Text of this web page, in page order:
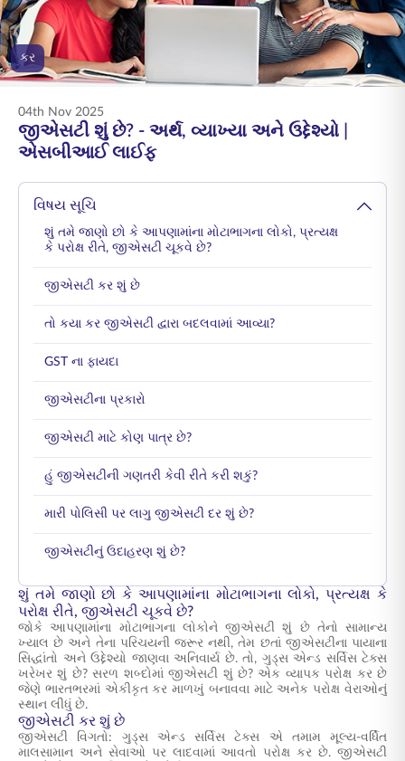
ENGLISH
ઑનલાઇન ખરીદો પ્રીમિયમ ચૂકવો
કર
04th Nov 2025
જીએસટી શું છે? - અર્થ, વ્યાખ્યા અને ઉદ્દેશ્યો |
એસબીઆઈ લાઈફ
વિષય સૂચિ
શું તમે જાણો છો કે આપણામાંના મોટાભાગના લોકો, પ્રત્યક્ષ
કે પરોક્ષ રીતે, જીએસટી ચૂકવે છે?
જીએસટી કર શું છે
તો કયા કર જીએસટી દ્વારા બદલવામાં આવ્યા?
GST ના ફાયદા
જીએસટીના પ્રકારો
જીએસટી માટે કોણ પાત્ર છે?
હું જીએસટીની ગણતરી કેવી રીતે કરી શકું?
મારી પોલિસી પર લાગુ જીએસટી દર શું છે?
જીએસટીનું ઉદાહરણ શું છે?
શું તમે જાણો છો કે આપણામાંના મોટાભાગના લોકો, પ્રત્યક્ષ કે
પરોક્ષ રીતે, જીએસટી ચૂકવે છે?
જોકે આપણામાંના મોટાભાગના લોકોને જીએસટી શું છે તેનો સામાન્ય
ખ્યાલ છે અને તેના પરિચયની જરૂર નથી, તેમ છતાં જીએસટીના પાયાના
સિદ્ધાંતો અને ઉદ્દેશ્યો જાણવા અનિવાર્ય છે. તો, ગુડ્સ એન્ડ સર્વિસ ટેક્સ
ખરેખર શું છે? સરળ શબ્દોમાં જીએસટી શું છે? એક વ્યાપક પરોક્ષ કર છે
જેણે ભારતભરમાં એકીકૃત કર માળખું બનાવવા માટે અનેક પરોક્ષ વેરાઓનું
સ્થાન લીધું છે.
જીએસટી કર શું છે
જીએસટી વિગતો: ગુડ્સ એન્ડ સર્વિસ ટેક્સ એ તમામ મૂલ્ય-વર્ધિત
માલસામાન અને સેવાઓ પર લાદવામાં આવતો પરોક્ષ કર છે. જીએસટી